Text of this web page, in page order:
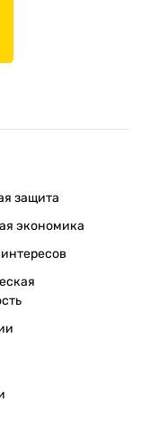
защита
экономика